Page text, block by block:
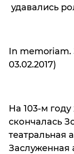
удавались
In memoriam.
03.02.2017)
На 103-м
скончалась
театральная
Заслуженная